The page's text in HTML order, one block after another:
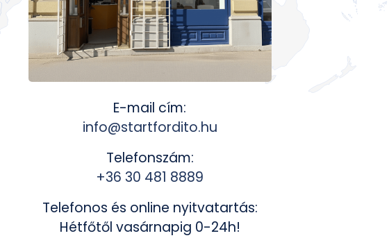
E-mail cím:
info@startfordito.hu
Telefonszám:
+36 30 481 8889
Telefonos és online nyitvatartás:
Hétfőtől vasárnapig 0-24h!